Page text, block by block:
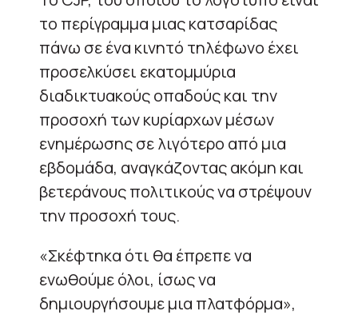
το περίγραμμα μιας κατσαρίδας
πάνω σε ένα κινητό τηλέφωνο έχει
προσελκύσει εκατομμύρια
διαδικτυακούς οπαδούς και την
προσοχή των κυρίαρχων μέσων
ενημέρωσης σε λιγότερο από μια
εβδομάδα, αναγκάζοντας ακόμη και
βετεράνους πολιτικούς να στρέψουν
την προσοχή τους.
«Σκέφτηκα ότι θα έπρεπε να
ενωθούμε όλοι, ίσως να
δημιουργήσουμε μια πλατφόρμα»,